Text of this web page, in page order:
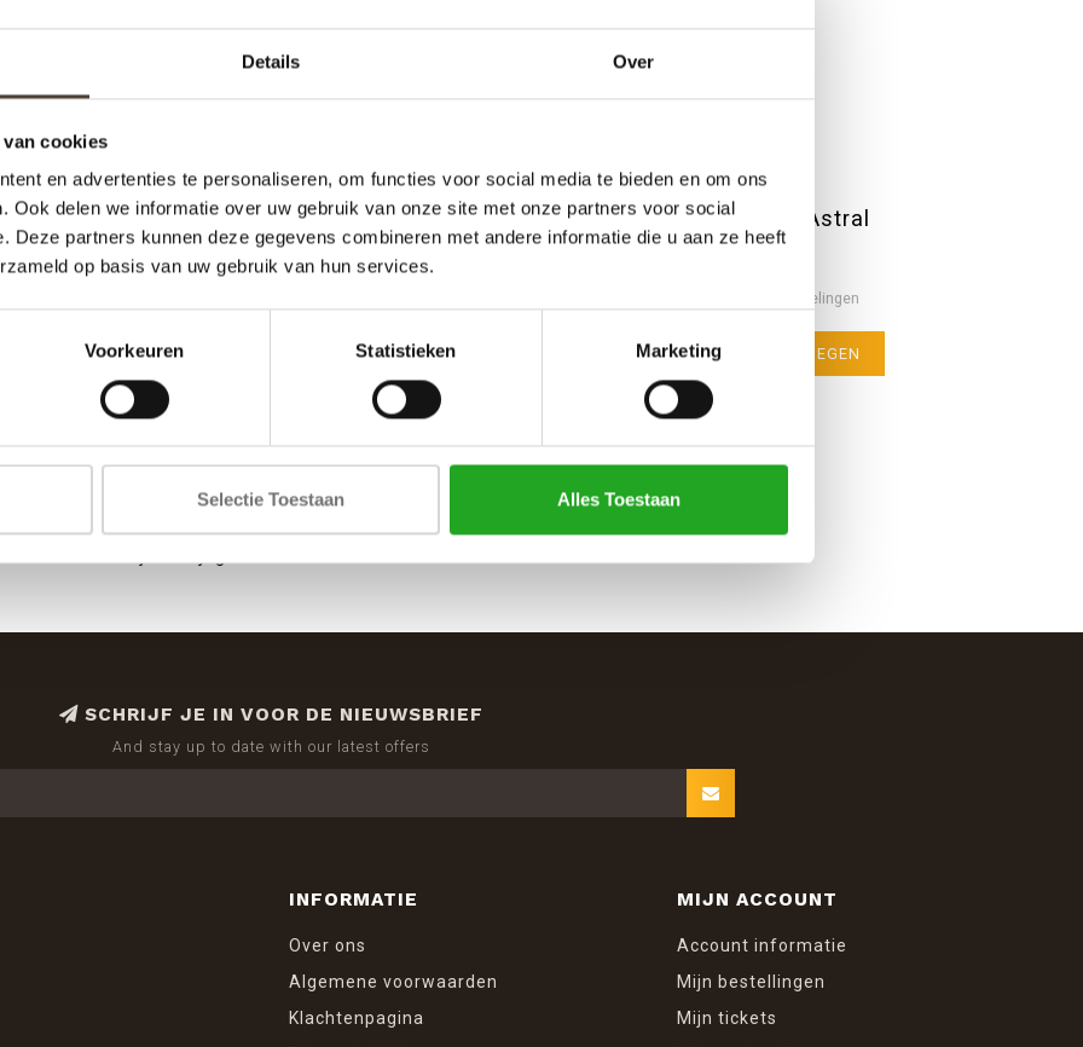
Details Over
cookies
en advertenties te personaliseren, om functies voor social media te bieden en om ons
Ook delen we informatie over uw gebruik van onze site met onze partners voor social
Deze partners kunnen deze gegevens combineren met andere informatie die u aan ze heeft
op basis van uw gebruik van hun services.
Voorkeuren Statistieken Marketing
Selectie Toestaan Alles Toestaan
de maan, die overal om ons heen in de ruimte
een baan om de aarde. De motieven op de body
glad als gehamerd, is karakteristiek voor de
van het universum, met name dankzij
oranjebloesem en witte muskus
Parfumverspreider - Astral
Nog niet gewaardeerd
0 sterren op basis van 0 beoordelingen
JE BEOORDELING TOEVOEGEN
SCHRIJF JE IN VOOR DE NIEUWSBRIEF
And stay up to date with our latest offers
INFORMATIE
Over ons
Algemene voorwaarden
Klachtenpagina
MIJN ACCOUNT
Account informatie
Mijn bestellingen
Mijn tickets